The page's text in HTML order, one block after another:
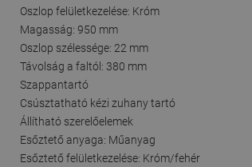
Oszlop felületkezelése: Króm
Magasság: 950 mm
Oszlop szélessége: 22 mm
Távolság a faltól: 380 mm
Szappantartó
Csúsztatható kézi zuhany tartó
Állítható szerelőelemek
Esőztető anyaga: Műanyag
Esőztető felületkezelése: Króm/fehér